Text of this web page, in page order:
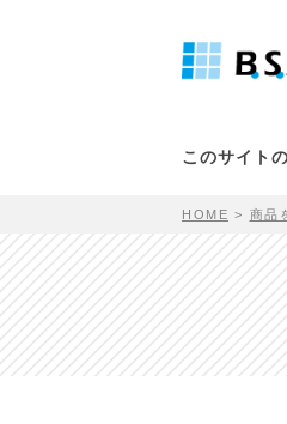
このサイト
HOME 商品